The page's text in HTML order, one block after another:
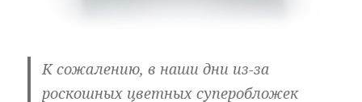
К сожалению, в наши дни из-за
роскошных цветных суперобложек